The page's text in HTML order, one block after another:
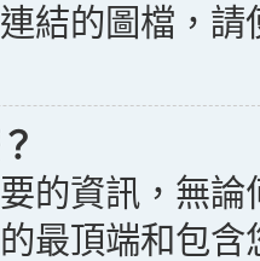
結的圖檔，
的資訊，無
最頂端和包